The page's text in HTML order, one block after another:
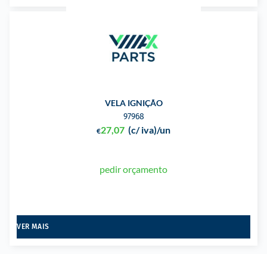
VELA IGNIÇÃO
97968
€27,07 (c/ iva)/un
pedir orçamento
VER MAIS